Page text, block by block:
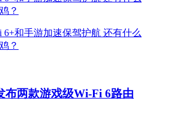
布两款游戏级Wi-Fi 6路由